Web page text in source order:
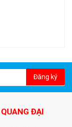
Đăng ký
ĐẠI